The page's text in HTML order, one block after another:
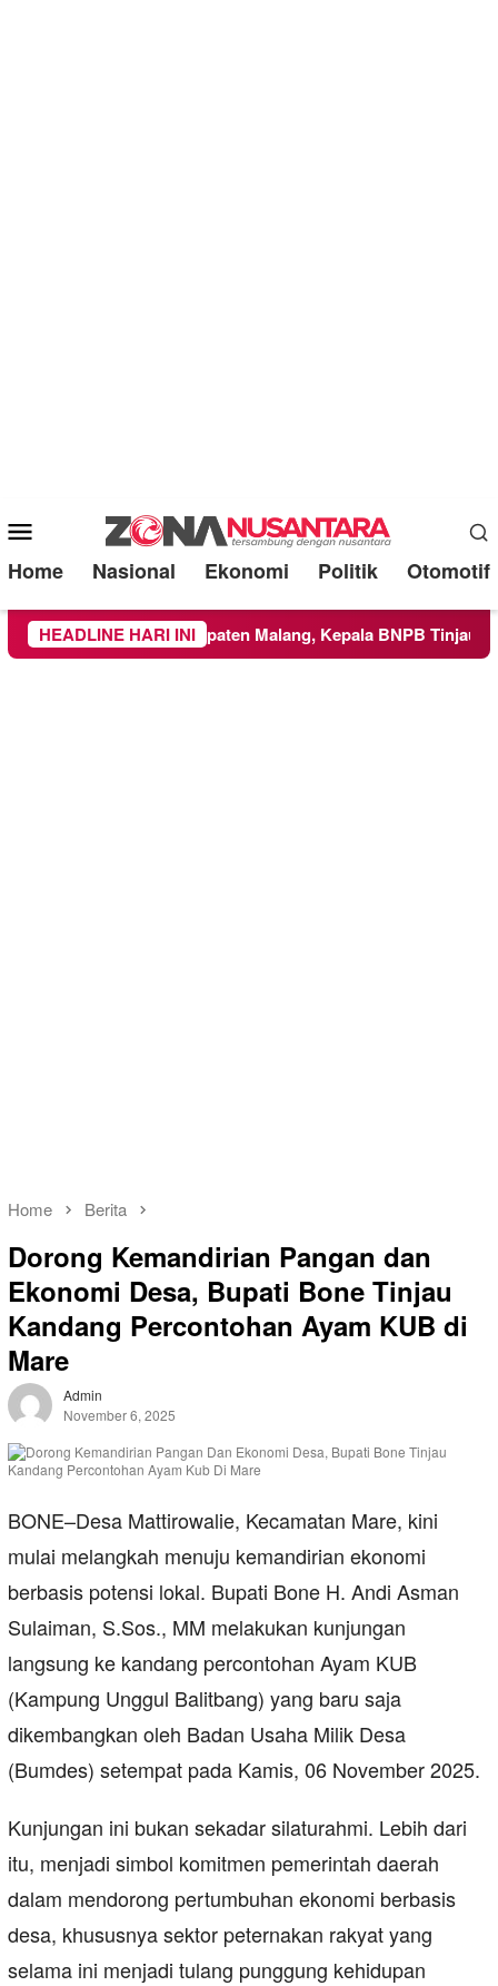
Mobile
Menu
Home Nasional Ekonomi Politik Otomotif
HEADLINE HARI INI
Wilayah Kabupaten Malang, Kepala BNPB Tinjau Langsung
Home Berita
Dorong Kemandirian Pangan dan
Ekonomi Desa, Bupati Bone Tinjau
Kandang Percontohan Ayam KUB di
Mare
Admin
November 6, 2025
BONE–Desa Mattirowalie, Kecamatan Mare, kini
mulai melangkah menuju kemandirian ekonomi
berbasis potensi lokal. Bupati Bone H. Andi Asman
Sulaiman, S.Sos., MM melakukan kunjungan
langsung ke kandang percontohan Ayam KUB
(Kampung Unggul Balitbang) yang baru saja
dikembangkan oleh Badan Usaha Milik Desa
(Bumdes) setempat pada Kamis, 06 November 2025.
Kunjungan ini bukan sekadar silaturahmi. Lebih dari
itu, menjadi simbol komitmen pemerintah daerah
dalam mendorong pertumbuhan ekonomi berbasis
desa, khususnya sektor peternakan rakyat yang
selama ini menjadi tulang punggung kehidupan